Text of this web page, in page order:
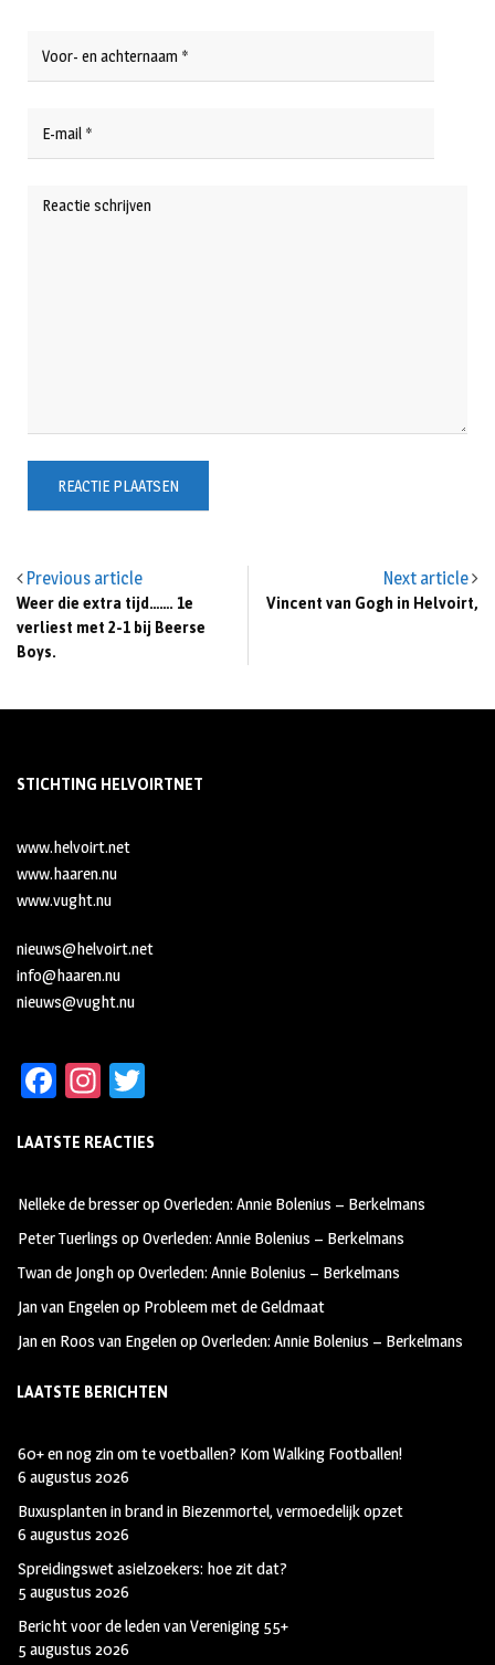
Previous article
Weer die extra tijd……. 1e
verliest met 2-1 bij Beerse
Boys.
Next article
Vincent van Gogh in Helvoirt,
STICHTING HELVOIRTNET
www.helvoirt.net
www.haaren.nu
www.vught.nu
nieuws@helvoirt.net
info@haaren.nu
nieuws@vught.nu
Fa
b
oo
k
In
ag
m
tt
LAATSTE REACTIES
Nelleke de bresseropOverleden: Annie Bolenius – Berkelmans
Peter Tuerlings opOverleden: Annie Bolenius – Berkelmans
Twan de JonghopOverleden: Annie Bolenius – Berkelmans
Jan van Engelenop Probleem met de Geldmaat
Jan en Roos van EngelenopOverleden: Annie Bolenius – Berkelmans
LAATSTE BERICHTEN
60+ en nog zin om te voetballen? Kom Walking Footballen!
6 augustus 2026
Buxusplanten in brand in Biezenmortel, vermoedelijk opzet
6 augustus 2026
Spreidingswet asielzoekers: hoe zit dat?
5 augustus 2026
Bericht voor de leden van Vereniging 55+
5 augustus 2026